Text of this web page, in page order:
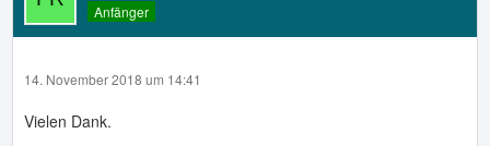
Anfänger
14. November 2018 um 14:41
Vielen Dank.